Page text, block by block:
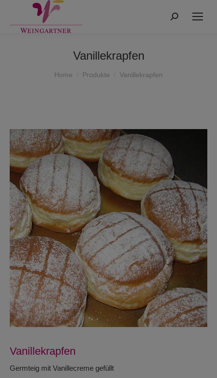
Search:
Vanillekrapfen
Home Produkte Vanillekrapfen
Vanillekrapfen
Germteig mit Vanillecreme gefüllt